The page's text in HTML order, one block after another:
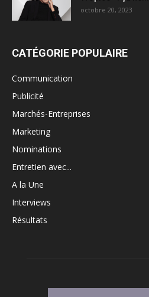
octobre 20, 2023
CATÉGORIE POPULAIRE
Communication
Publicité
Marchés-Entreprises
Marketing
Nominations
Entretien avec...
A la Une
Interviews
Résultats